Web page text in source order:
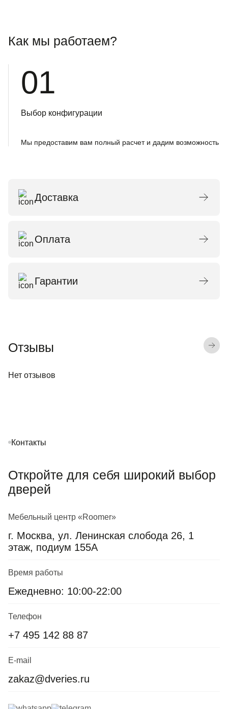
Как мы работаем?
01
Выбор конфигурации
Мы предоставим вам полный расчет и дадим возможность
Доставка
Оплата
Гарантии
Отзывы
Нет отзывов
Контакты
Откройте для себя широкий выбор
дверей
Мебельный центр «Roomer»
г. Москва, ул. Ленинская слобода 26, 1
этаж, подиум 155А
Время работы
Ежедневно: 10:00-22:00
Телефон
+7 495 142 88 87
E-mail
zakaz@dveries.ru